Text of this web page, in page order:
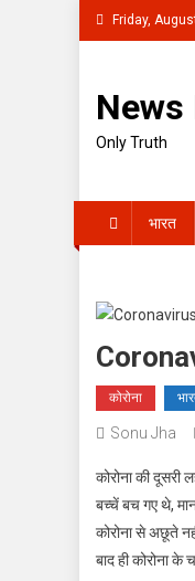
Skip
to
Friday,
Only Truth
भारत
कोरोना
Sonu Jha
कोरोना की
बच्चें बच गए थे,
कोरोना से अछूते
बाद ही कोरोना